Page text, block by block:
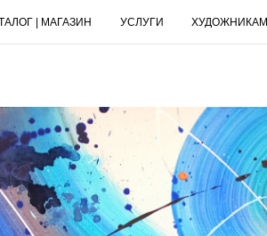
| МАГАЗИН ХУДОЖНИКАМ
УСЛУГИ